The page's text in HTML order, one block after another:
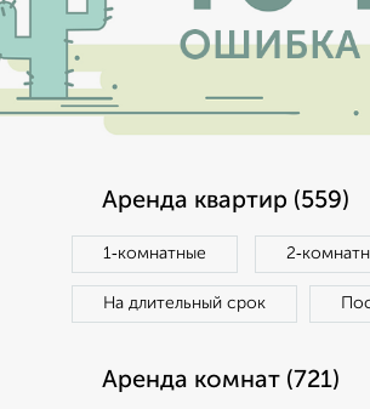
Аренда квартир (559)
1‑комнатные
На длительный срок
Аренда комнат (721)